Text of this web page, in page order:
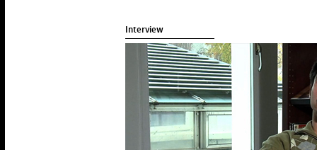
Interview